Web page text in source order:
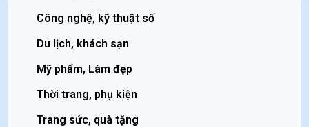
Công nghệ, kỹ thuật số
Du lịch, khách sạn
Mỹ phẩm, Làm đẹp
Thời trang, phụ kiện
Trang sức, quà tặng